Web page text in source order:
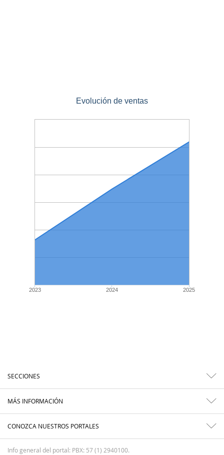
Evolución de ventas
2023 2024 2025
SECCIONES
MÁS INFORMACIÓN
CONOZCA NUESTROS PORTALES
Info general del portal: PBX: 57 (1) 2940100.